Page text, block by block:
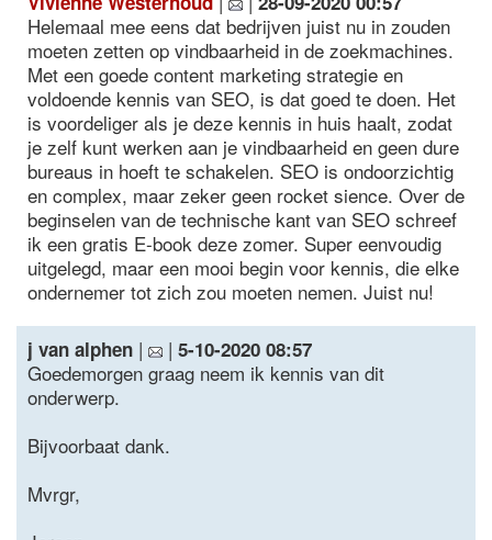
Helemaal mee eens dat bedrijven juist nu in zouden
moeten zetten op vindbaarheid in de zoekmachines.
Met een goede content marketing strategie en
voldoende kennis van SEO, is dat goed te doen. Het
is voordeliger als je deze kennis in huis haalt, zodat
je zelf kunt werken aan je vindbaarheid en geen dure
bureaus in hoeft te schakelen. SEO is ondoorzichtig
en complex, maar zeker geen rocket sience. Over de
beginselen van de technische kant van SEO schreef
ik een gratis E-book deze zomer. Super eenvoudig
uitgelegd, maar een mooi begin voor kennis, die elke
ondernemer tot zich zou moeten nemen. Juist nu!
j van alphen | | 5-10-2020 08:57
Goedemorgen graag neem ik kennis van dit
onderwerp.
Bijvoorbaat dank.
Mvrgr,